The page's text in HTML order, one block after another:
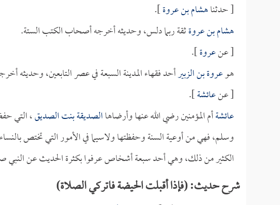
[ حدثناهشام بن عروة].
هشام بن عروةثقة ربما دلس، وحديثه أخرجه أصحاب الكتب الستة.
[ عنعروة].
هوعروة بن الزبيرأحد فقهاء المدينة السبعة في عصر التابعين، وحديثه
[ عنعائشة].
عائشةأم المؤمنين رضي الله عنها وأرضاهاالصديقة بنت الصديق، التي
وسلم، فهي من أوعية السنة وحفظتها ولاسيما في الأمور التي تختص
الكثير من ذلك، وهي أحد سبعة أشخاص عرفوا بكثرة الحديث عن النبي
شرح حديث: (فإذا أقبلت الحيضة فاتركي الصلاة)